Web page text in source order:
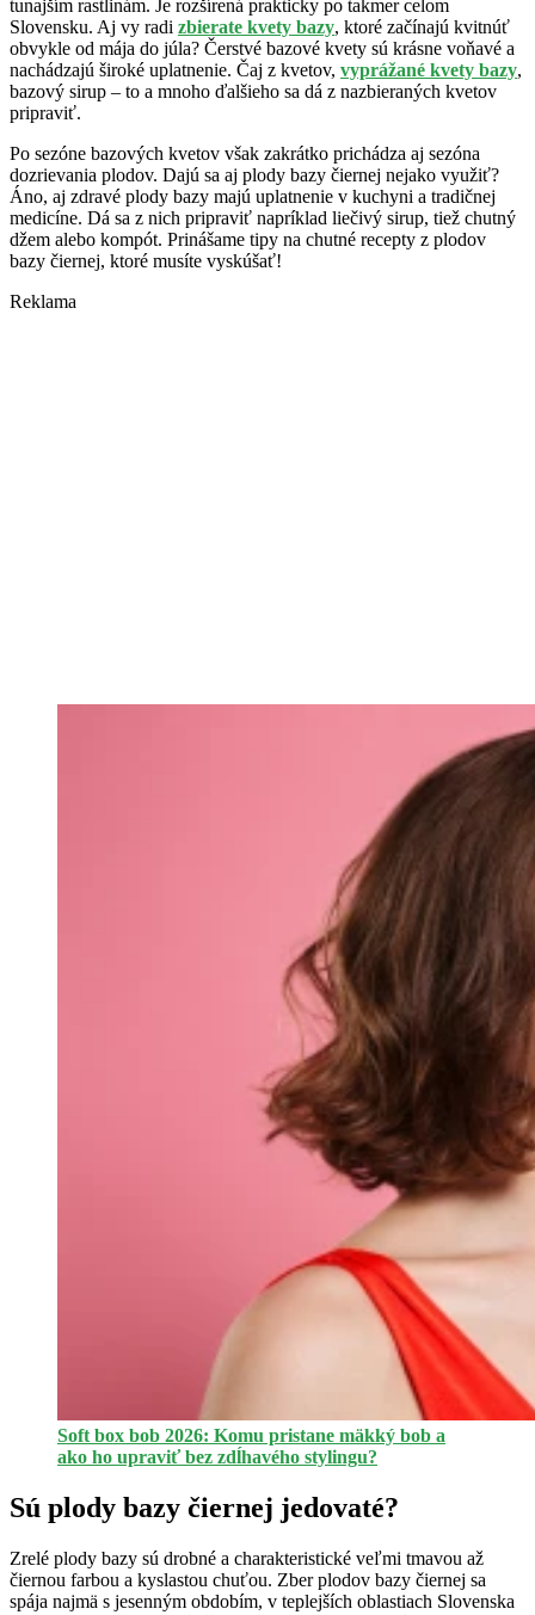
tunajším rastlinám. Je rozšírená prakticky po takmer celom
Slovensku. Aj vy radi zbierate kvety bazy, ktoré začínajú kvitnúť
obvykle od mája do júla? Čerstvé bazové kvety sú krásne voňavé a
nachádzajú široké uplatnenie. Čaj z kvetov, vyprážané kvety bazy,
bazový sirup – to a mnoho ďalšieho sa dá z nazbieraných kvetov
pripraviť.
Po sezóne bazových kvetov však zakrátko prichádza aj sezóna
dozrievania plodov. Dajú sa aj plody bazy čiernej nejako využiť?
Áno, aj zdravé plody bazy majú uplatnenie v kuchyni a tradičnej
medicíne. Dá sa z nich pripraviť napríklad liečivý sirup, tiež chutný
džem alebo kompót. Prinášame tipy na chutné recepty z plodov
bazy čiernej, ktoré musíte vyskúšať!
Reklama
Soft box bob 2026: Komu pristane mäkký bob a
ako ho upraviť bez zdĺhavého stylingu?
Sú plody bazy čiernej jedovaté?
Zrelé plody bazy sú drobné a charakteristické veľmi tmavou až
čiernou farbou a kyslastou chuťou. Zber plodov bazy čiernej sa
spája najmä s jesenným obdobím, v teplejších oblastiach Slovenska